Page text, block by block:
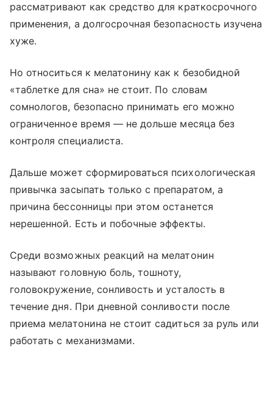
рассматривают как средство для краткосрочного
применения, а долгосрочная безопасность изучена
хуже.
Но относиться к мелатонину как к безобидной
«таблетке для сна» не стоит. По словам
сомнологов, безопасно принимать его можно
ограниченное время — не дольше месяца без
контроля специалиста.
Дальше может сформироваться психологическая
привычка засыпать только с препаратом, а
причина бессонницы при этом останется
нерешенной. Есть и побочные эффекты.
Среди возможных реакций на мелатонин
называют головную боль, тошноту,
головокружение, сонливость и усталость в
течение дня. При дневной сонливости после
приема мелатонина не стоит садиться за руль или
работать с механизмами.